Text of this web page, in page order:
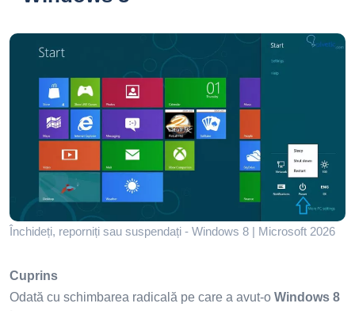
Închideți, reporniți sau suspendați - Windows 8 | Microsoft 2026
Cuprins
Odată cu schimbarea radicală pe care a avut-o Windows 8